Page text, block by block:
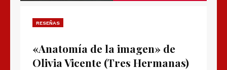
RESEÑAS
«Anatomía de la imagen» de
Olivia Vicente (Tres Hermanas)